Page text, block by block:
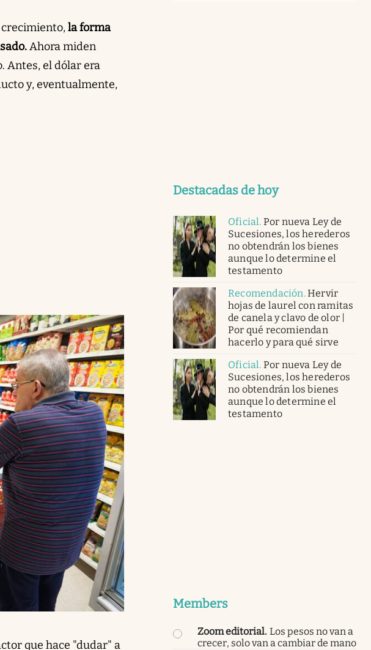
crecimiento,la forma
Ahora miden
Antes, el dólar era
y, eventualmente,
que hace "dudar" a
Destacadas de hoy
Oficial. Por nueva Ley de
Sucesiones, los herederos
no obtendrán los bienes
aunque lo determine el
testamento
Recomendación.Hervir
hojas de laurel con ramitas
de canela y clavo de olor |
Por qué recomiendan
hacerlo y para qué sirve
Oficial. Por nueva Ley de
Sucesiones, los herederos
no obtendrán los bienes
aunque lo determine el
testamento
Members
Zoom editorial. Los pesos no van a
crecer, solo van a cambiar de mano